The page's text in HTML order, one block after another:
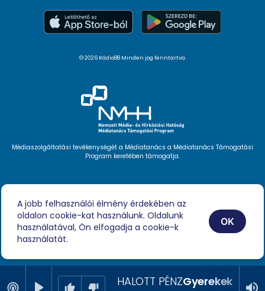
Videóink
Podcast
Híreink
Impresszum
© 2026 Rádio88 Minden jog fenntartva.
Médiaszolgáltatási tevékenységét a Médiatanács a Médiatanács Támogatási
Program keretében támogatja.
HALOTT PÉNZGyerekek
A jobb felhasználói élmény érdekében az
oldalon cookie-kat használunk. Oldalunk
használatával, Ön elfogadja a cookie-k
használatát.
OK